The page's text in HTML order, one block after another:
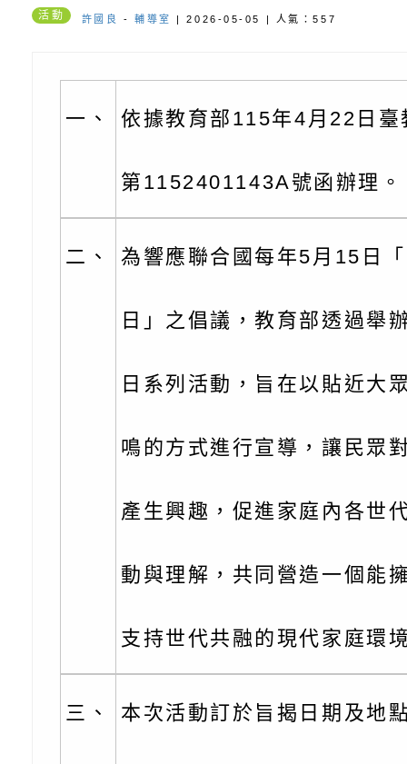
6月交通安全宣導標
有關「115年各賣場
【打噴嚏、流鼻水、
童過敏免疫專家 林
講】親職講座
檢送桃園市政府LED
「小桃家6月課程資
約幸福生活-婚前教
座」、「2026開心
家庭好時光」海報
檢送桃園市政府LED
字稿及LCD託播影（
轉知財團法人天主教
而立》蘆葦三十．創
成果分享會
學辦理115年度區域
充實方案：「視」
覺暫留創意應用與實
檢送桃園市政府LED
字稿及LCD託播影（
有關桃園市桃園區新
學辦理115年度區域
角色驅動的聲音與故
「學生申訴及再申訴
月份公共服務政策溝
台北松山文創園區5
「櫻桃小丸子原作
檢送桃園市政府LED
「115學年度身心障
知能研習」
檢送桃園市政府LED
字稿
函轉國立臺灣師範大
活動 許國良 -輔導室 | 2026-05-05 | 人氣：557
一、 依據教育部115年4月22日
第1152401143A號函辦理。
二、 為響應聯合國每年5月15日
日」之倡議，教育部透過舉
日系列活動，旨在以貼近大
鳴的方式進行宣導，讓民眾
產生興趣，促進家庭內各世
動與理解，共同營造一個能
支持世代共融的現代家庭環
三、 本次活動訂於旨揭日期及地